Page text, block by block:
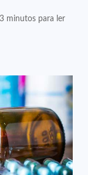
minutos para ler